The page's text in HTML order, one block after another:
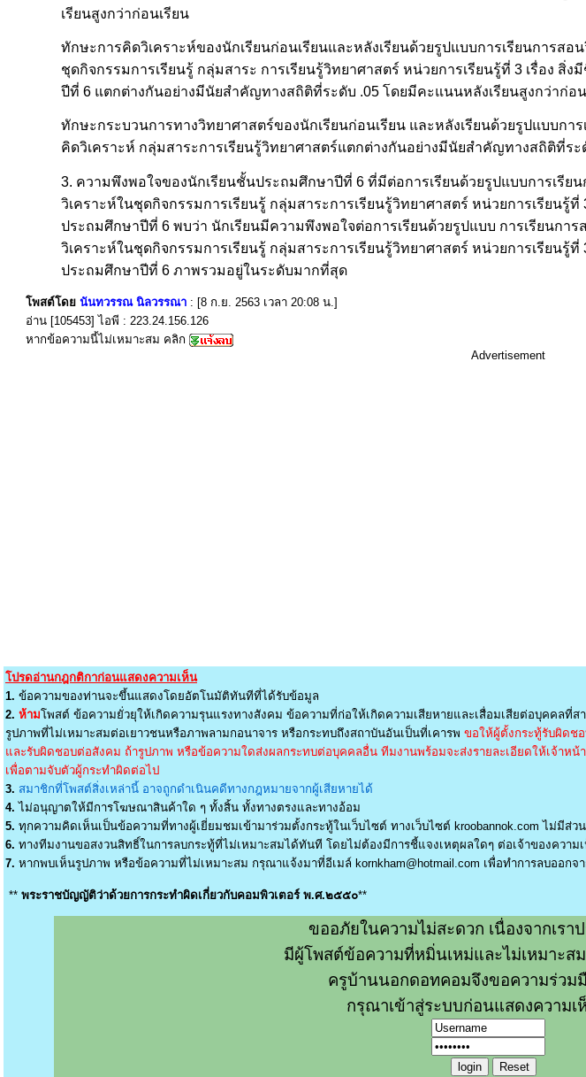
เรียนสูงกว่าก่อนเรียน
ทักษะการคิดวิเคราะห์ของนักเรียนก่อนเรียนและหลังเรียนด้วยรูปแบบการเรียนการส
ชุดกิจกรรมการเรียนรู้ กลุ่มสาระ การเรียนรู้วิทยาศาสตร์ หน่วยการเรียนรู้ที่ 3 เรื่อง
ปีที่ 6 แตกต่างกันอย่างมีนัยสำคัญทางสถิติที่ระดับ .05 โดยมีคะแนนหลังเรียนสูงกว่าก่อน
ทักษะกระบวนการทางวิทยาศาสตร์ของนักเรียนก่อนเรียน และหลังเรียนด้วยรูปแบบกา
คิดวิเคราะห์ กลุ่มสาระการเรียนรู้วิทยาศาสตร์แตกต่างกันอย่างมีนัยสำคัญทางสถิติที่ร
3. ความพึงพอใจของนักเรียนชั้นประถมศึกษาปีที่ 6 ที่มีต่อการเรียนด้วยรูปแบบการเรีย
วิเคราะห์ในชุดกิจกรรมการเรียนรู้ กลุ่มสาระการเรียนรู้วิทยาศาสตร์ หน่วยการเรียน
ประถมศึกษาปีที่ 6 พบว่า นักเรียนมีความพึงพอใจต่อการเรียนด้วยรูปแบบ การเรียนกา
วิเคราะห์ในชุดกิจกรรมการเรียนรู้ กลุ่มสาระการเรียนรู้วิทยาศาสตร์ หน่วยการเรียน
ประถมศึกษาปีที่ 6 ภาพรวมอยู่ในระดับมากที่สุด
โพสต์โดย นันทวรรณ นิลวรรณา : [8 ก.ย. 2563 เวลา 20:08 น.]
อ่าน [105453] ไอพี : 223.24.156.126
หากข้อความนี้ไม่เหมาะสม คลิก
Advertisement
โปรดอ่านกฎกติกาก่อนแสดงความเห็น
1. ข้อความของท่านจะขึ้นแสดงโดยอัตโนมัติทันทีที่ได้รับข้อมูล
2. ห้ามโพสต์ ข้อความยั่วยุให้เกิดความรุนแรงทางสังคม ข้อความที่ก่อให้เกิดความเสียหายและเสื่อมเสียต่อบุคคลที่ส
รูปภาพที่ไม่เหมาะสมต่อเยาวชนหรือภาพลามกอนาจาร หรือกระทบถึงสถาบันอันเป็นที่เคารพ ขอให้ผู้ตั้งกระทู้รับผิดชอ
และรับผิดชอบต่อสังคม ถ้ารูปภาพ หรือข้อความใดส่งผลกระทบต่อบุคคลอื่น ทีมงานพร้อมจะส่งรายละเอียดให้เจ้าหน้
เพื่อตามจับตัวผู้กระทำผิดต่อไป
3. สมาชิกที่โพสต์สิ่งเหล่านี้ อาจถูกดำเนินคดีทางกฎหมายจากผู้เสียหายได้
4. ไม่อนุญาตให้มีการโฆษณาสินค้าใด ๆ ทั้งสิ้น ทั้งทางตรงและทางอ้อม
5. ทุกความคิดเห็นเป็นข้อความที่ทางผู้เยี่ยมชมเข้ามาร่วมตั้งกระทู้ในเว็บไซต์ ทางเว็บไซต์ kroobannok.com ไม่มีส่ว
6. ทางทีมงานขอสงวนสิทธิ์ในการลบกระทู้ที่ไม่เหมาะสมได้ทันที โดยไม่ต้องมีการชี้แจงเหตุผลใดๆ ต่อเจ้าของความ
7. หากพบเห็นรูปภาพ หรือข้อความที่ไม่เหมาะสม กรุณาแจ้งมาที่อีเมล์ kornkham@hotmail.com เพื่อทำการลบออกจ
** พระราชบัญญัติว่าด้วยการกระทำผิดเกี่ยวกับคอมพิวเตอร์ พ.ศ.๒๕๕๐**
ขออภัยในความไม่สะดวก เนื่องจากเรา
มีผู้โพสต์ข้อความที่หมิ่นเหม่และไม่เหมาะส
ครูบ้านนอกดอทคอมจึงขอความร่วม
กรุณาเข้าสู่ระบบก่อนแสดงความเ